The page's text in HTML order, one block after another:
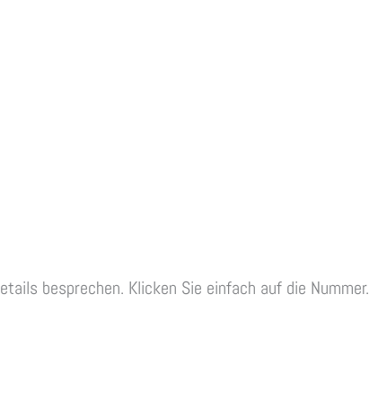
besprechen. Klicken Sie einfach auf die Nummer.